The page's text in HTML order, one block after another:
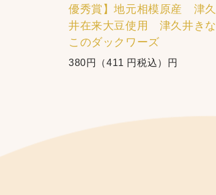
優秀賞】地元相模原産 津久
井在来大豆使用 津久井きな
このダックワーズ
380円（411 円税込）円